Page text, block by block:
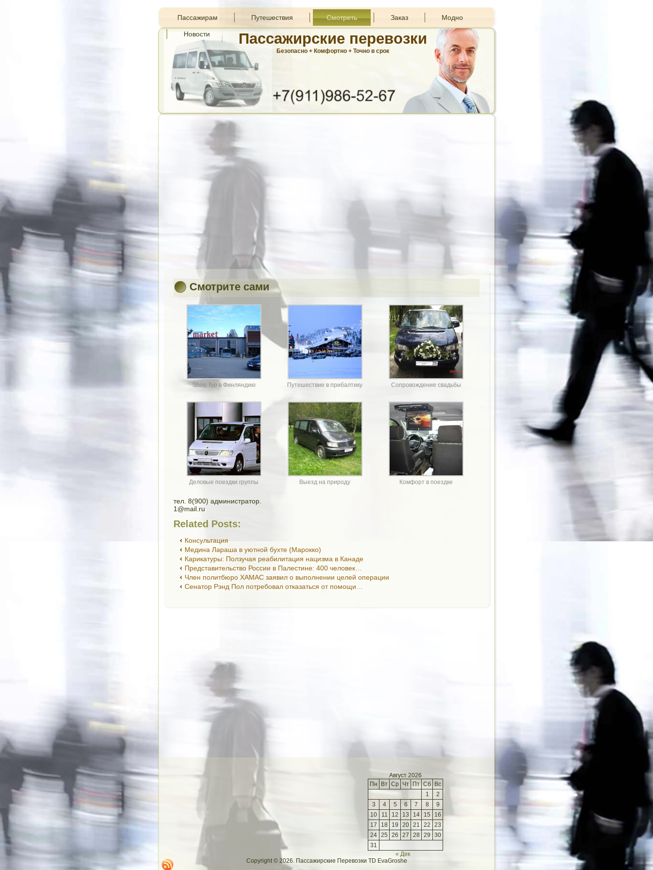
Пассажирам Путешествия Смотреть Заказ Модно
Новости Пассажирские перевозки
Безопасно + Комфортно + Точно в срок
Смотрите сами
Shop Тур в Финляндию Путешествие в прибалтику Сопровождение свадьбы
Деловые поездки группы Выезд на природу Комфорт в поездке
тел. 8(900) администратор.
1@mail.ru
Related Posts:
Консультация
Медина Лараша в уютной бухте (Марокко)
Карикатуры: Ползучая реабилитация нацизма в Канаде
Представительство России в Палестине: 400 человек…
Член политбюро ХАМАС заявил о выполнении целей операции
Сенатор Рэнд Пол потребовал отказаться от помощи…
Август 2026
Пн
Вт Ср Чт Пт Сб
Вс
1
2
3
4 5 6 7 8
9
10
11 12 13 14 15
16
17
18 19 20 21 22
23
24 25 26 27 28 29 30
31
« Дек
Copyright © 2026. Пассажирские Перевозки TD EvaGroshe